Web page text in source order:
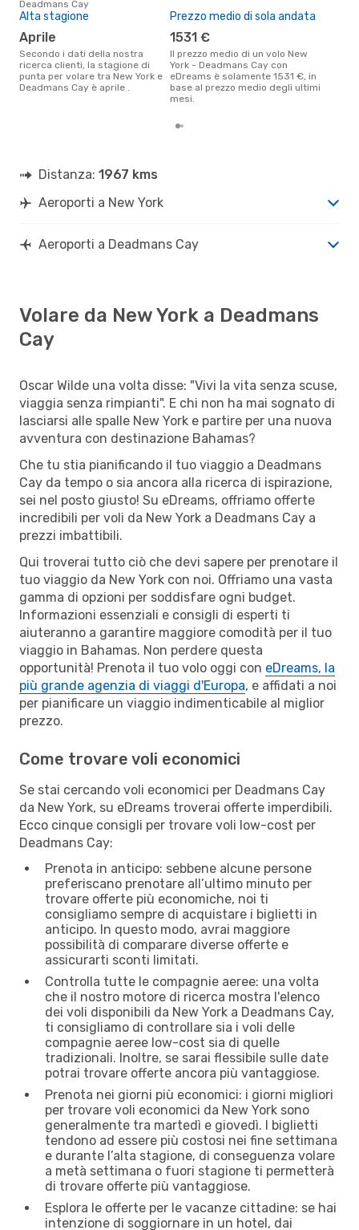
Deadmans Cay
Alta stagione
aprile
Secondo i dati della nostra
ricerca clienti, la stagione di
punta per volare tra New York e
Deadmans Cay è aprile .
Prezzo medio di sola andata
1531 €
Il prezzo medio di un volo New
York - Deadmans Cay con
eDreams è solamente 1531 €, in
base al prezzo medio degli ultimi
mesi.
Distanza: 1967 kms
Aeroporti a New York
Aeroporti a Deadmans Cay
Volare da New York a Deadmans
Cay
Oscar Wilde una volta disse: "Vivi la vita senza scuse,
viaggia senza rimpianti". E chi non ha mai sognato di
lasciarsi alle spalle New York e partire per una nuova
avventura con destinazione Bahamas?
Che tu stia pianificando il tuo viaggio a Deadmans
Cay da tempo o sia ancora alla ricerca di ispirazione,
sei nel posto giusto! Su eDreams, offriamo offerte
incredibili per voli da New York a Deadmans Cay a
prezzi imbattibili.
Qui troverai tutto ciò che devi sapere per prenotare il
tuo viaggio da New York con noi. Offriamo una vasta
gamma di opzioni per soddisfare ogni budget.
Informazioni essenziali e consigli di esperti ti
aiuteranno a garantire maggiore comodità per il tuo
viaggio in Bahamas. Non perdere questa
opportunità! Prenota il tuo volo oggi con eDreams, la
più grande agenzia di viaggi d'Europa, e affidati a noi
per pianificare un viaggio indimenticabile al miglior
prezzo.
Come trovare voli economici
Se stai cercando voli economici per Deadmans Cay
da New York, su eDreams troverai offerte imperdibili.
Ecco cinque consigli per trovare voli low-cost per
Deadmans Cay:
Prenota in anticipo: sebbene alcune persone
preferiscano prenotare all’ultimo minuto per
trovare offerte più economiche, noi ti
consigliamo sempre di acquistare i biglietti in
anticipo. In questo modo, avrai maggiore
possibilità di comparare diverse offerte e
assicurarti sconti limitati.
Controlla tutte le compagnie aeree: una volta
che il nostro motore di ricerca mostra l'elenco
dei voli disponibili da New York a Deadmans Cay,
ti consigliamo di controllare sia i voli delle
compagnie aeree low-cost sia di quelle
tradizionali. Inoltre, se sarai flessibile sulle date
potrai trovare offerte ancora più vantaggiose.
Prenota nei giorni più economici: i giorni migliori
per trovare voli economici da New York sono
generalmente tra martedì e giovedì. I biglietti
tendono ad essere più costosi nei fine settimana
e durante l’alta stagione, di conseguenza volare
a metà settimana o fuori stagione ti permetterà
di trovare offerte più vantaggiose.
Esplora le offerte per le vacanze cittadine: se hai
intenzione di soggiornare in un hotel, dai